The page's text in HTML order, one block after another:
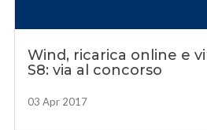
Wind, ricarica online e
S8: via al concorso
03 Apr 2017